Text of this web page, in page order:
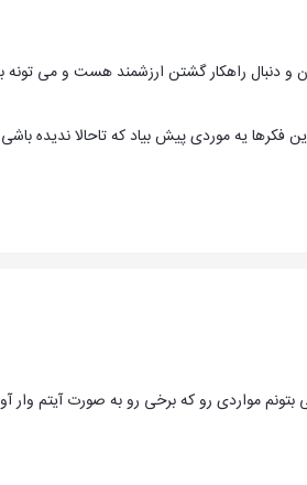
و دنبال راهکار گشتن ارزشمند هست و می
یه موردی پیش بیاد که تاحالا ندیده
مواردی رو که برخی رو به صورت آیتم